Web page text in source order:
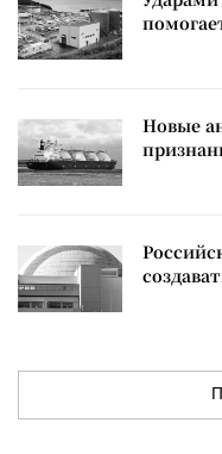
Новые